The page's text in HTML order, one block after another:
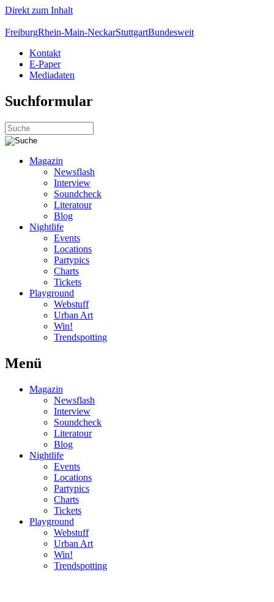
Direkt zum Inhalt
FreiburgRhein-Main-NeckarStuttgartBundesweit
Kontakt
E-Paper
Mediadaten
Suchformular
Magazin
Newsflash
Interview
Soundcheck
Literatour
Blog
Nightlife
Events
Locations
Partypics
Charts
Tickets
Playground
Webstuff
Urban Art
Win!
Trendspotting
Menü
Magazin
Newsflash
Interview
Soundcheck
Literatour
Blog
Nightlife
Events
Locations
Partypics
Charts
Tickets
Playground
Webstuff
Urban Art
Win!
Trendspotting